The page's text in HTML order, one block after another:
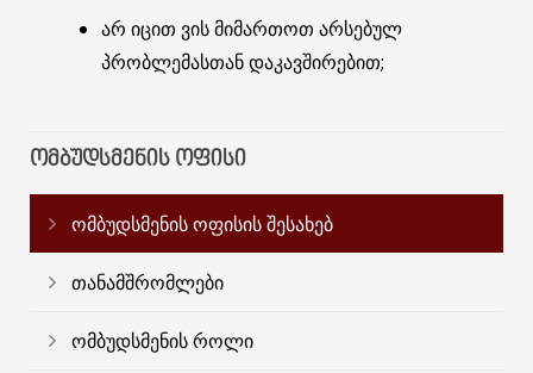
არ იცით ვის მიმართოთ არსებულ
პრობლემასთან დაკავშირებით;
ᲝᲛᲑᲣᲓᲡᲛᲔᲜᲘᲡ ᲝᲤᲘᲡᲘ
ომბუდსმენის ოფისის შესახებ
თანამშრომლები
ომბუდსმენის როლი